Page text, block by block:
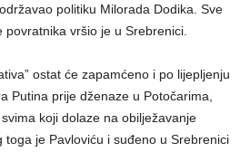
politiku Milorada Dodika. Sve
vršio je u Srebrenici.
ostat će zapamćeno i po lijepljenju
Putina prije dženaze u Potočarima,
koji dolaze na obilježavanje
toga je Pavloviću i suđeno u Srebrenici